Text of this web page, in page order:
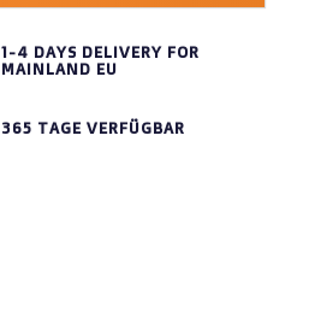
1-4 DAYS DELIVERY FOR
MAINLAND EU
365 TAGE VERFÜGBAR